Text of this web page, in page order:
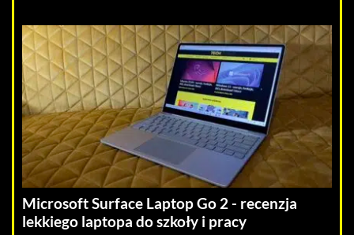
Microsoft Surface Laptop Go 2 - recenzja
lekkiego laptopa do szkoły i pracy